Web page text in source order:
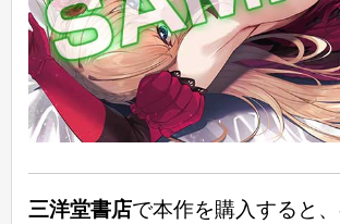
三洋堂書店で本作を購入すると